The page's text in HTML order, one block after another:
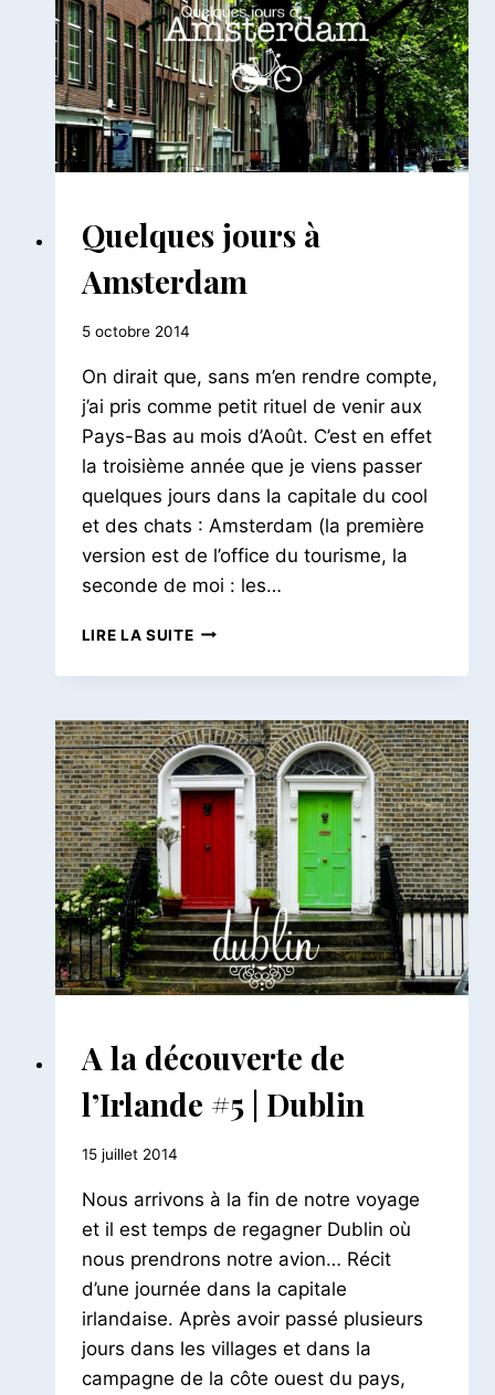
AILLEURS
|
|
BAS
Quelques jours à
Amsterdam
Par
Petit
Pois
5 octobre 2014
On dirait que, sans m’en rendre compte,
j’ai pris comme petit rituel de venir aux
Pays-Bas au mois d’Août. C’est en effet
la troisième année que je viens passer
quelques jours dans la capitale du cool
et des chats : Amsterdam (la première
version est de l’office du tourisme, la
seconde de moi : les…
LIRE LA SUITEQUELQUES
À
AILLEURS
|
EUROPE
A la découverte de
l’Irlande #5 | Dublin
Par
Petit
Pois
15 juillet 2014
Nous arrivons à la fin de notre voyage
et il est temps de regagner Dublin où
nous prendrons notre avion… Récit
d’une journée dans la capitale
irlandaise. Après avoir passé plusieurs
jours dans les villages et dans la
campagne de la côte ouest du pays,